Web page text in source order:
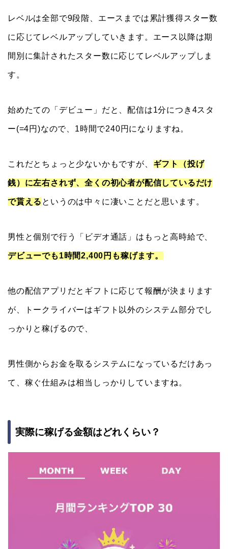
レベルは全部で9段階、エースまでは累計獲得スター数
に応じてレベルアップしていきます。エース以降は期
間別に集計されたスター数に応じてレベルアップしま
す。
始めたての「デビュー」だと、配信は1分につき4スタ
ー(=4円)なので、1時間で240円になりますね。
これだとちょっと少ないかもですが、 ギフト（投げ
銭）に左右されず、全くの初心者が配信しているだけ
で貰える というのは中々に凄いことだと思います。
男性と個別で行う「ビデオ通話」はもっと高時給で、
デビューでも1時間2,400円も稼げます。
他の配信アプリだとギフトに応じて報酬が決まります
が、トークライバーはギフト以外のシステム部分でし
っかりと稼げるので、
男性側からお金を取るシステムになっているだけあっ
て、稼ぐ仕組みは相当しっかりしていますね。
実際に稼げる金額はどれくらい？